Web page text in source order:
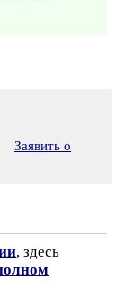
Заявить о
, здесь